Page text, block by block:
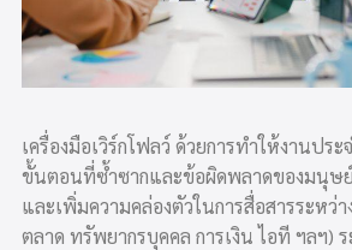
เครื่องมือเวิร์กโฟลว์ ด้วยการทำให้งานปร
ขั้นตอนที่ซ้ำซากและข้อผิดพลาดของมนุษ
และเพิ่มความคล่องตัวในการสื่อสารระหว่
ตลาด ทรัพยากรบุคคล การเงิน ไอที ฯลฯ) ร